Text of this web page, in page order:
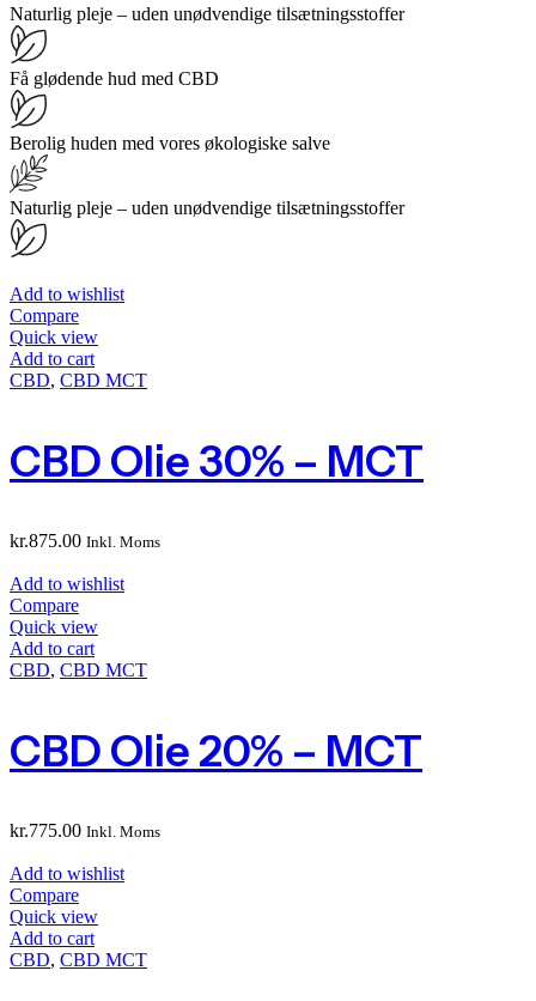
Naturlig pleje – uden unødvendige tilsætningsstoffer
Få glødende hud med CBD
Berolig huden med vores økologiske salve
Naturlig pleje – uden unødvendige tilsætningsstoffer
Add to wishlist
Compare
Quick view
Add to cart
CBD, CBD MCT
CBD Olie 30% – MCT
kr.875.00 Inkl. Moms
Add to wishlist
Compare
Quick view
Add to cart
CBD, CBD MCT
CBD Olie 20% – MCT
kr.775.00 Inkl. Moms
Add to wishlist
Compare
Quick view
Add to cart
CBD, CBD MCT